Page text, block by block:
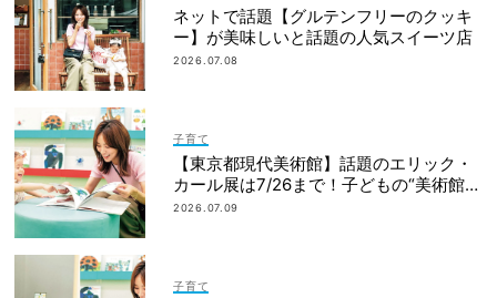
ネットで話題【グルテンフリーのクッキ
ー】が美味しいと話題の人気スイーツ店
2026.07.08
子育て
【東京都現代美術館】話題のエリック・
カール展は7/26まで！子どもの“美術館デ
ビュー”におすすめ
2026.07.09
子育て